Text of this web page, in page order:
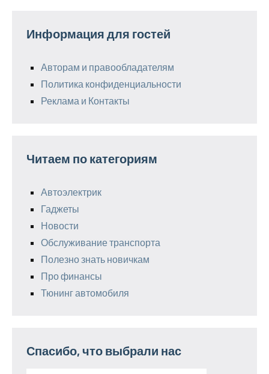
Информация для гостей
Авторам и правообладателям
Политика конфиденциальности
Реклама и Контакты
Читаем по категориям
Автоэлектрик
Гаджеты
Новости
Обслуживание транспорта
Полезно знать новичкам
Про финансы
Тюнинг автомобиля
Спасибо, что выбрали нас